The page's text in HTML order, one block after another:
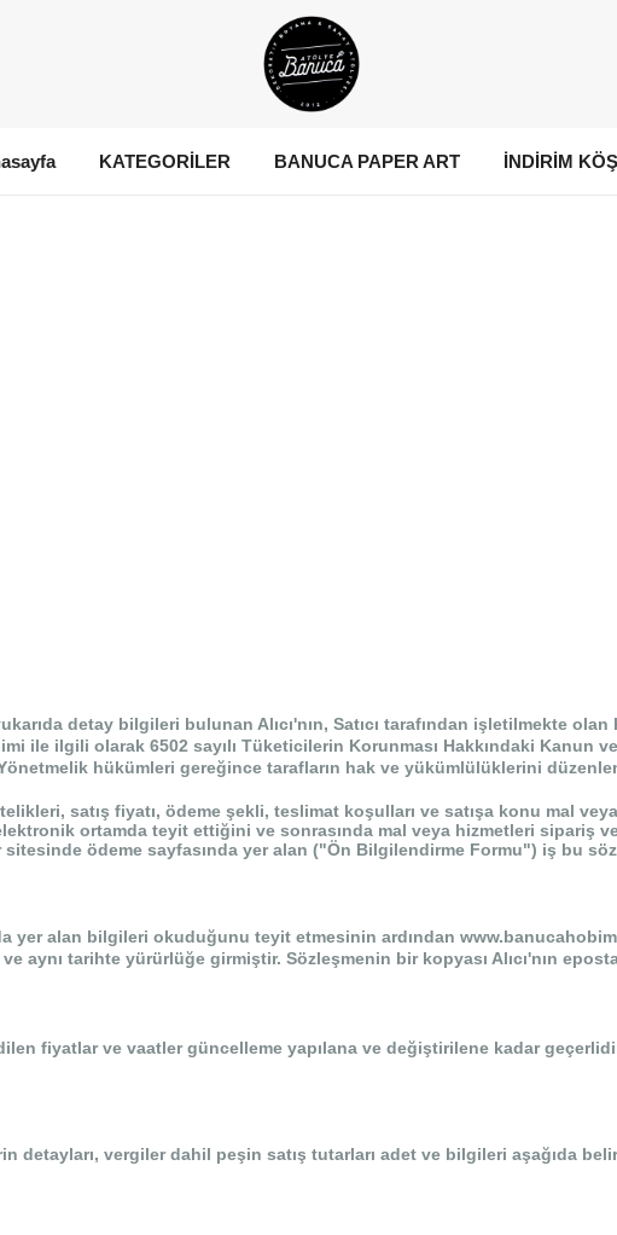
KATEGORİLER BANUCA PAPER ART İNDİRİM
detay bilgileri bulunan Alıcı'nın, Satıcı tarafından işletilmekte
ile ilgili olarak 6502 sayılı Tüketicilerin Korunması Hakkındaki Kanun
hükümleri gereğince tarafların hak ve yükümlülüklerini
satış fiyatı, ödeme şekli, teslimat koşulları ve satışa konu mal
ortamda teyit ettiğini ve sonrasında mal veya hizmetleri sipariş
ödeme sayfasında yer alan ("Ön Bilgilendirme Formu") iş bu
yer alan bilgileri okuduğunu teyit etmesinin ardından
aynı tarihte yürürlüğe girmiştir. Sözleşmenin bir kopyası Alıcı'nın
fiyatlar ve vaatler güncelleme yapılana ve değiştirilene kadar
detayları, vergiler dahil peşin satış tutarları adet ve bilgileri aşağıda